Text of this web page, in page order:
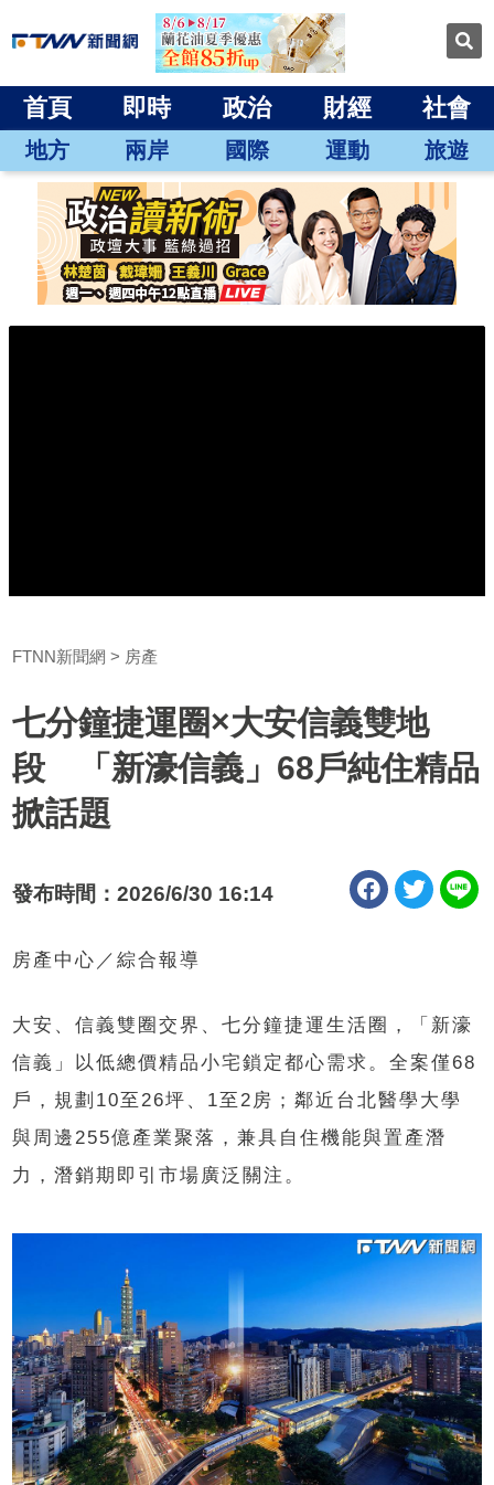
首頁 即時 政治 財經 社會
地方 兩岸 國際 運動 旅遊
FTNN新聞網 房產
七分鐘捷運圈×大安信義雙地
段 「新濠信義」68戶純住精品
掀話題
發布時間：2026/6/30 16:14
房產中心／綜合報導
大安、信義雙圈交界、七分鐘捷運生活圈，「新濠
信義」以低總價精品小宅鎖定都心需求。全案僅68
戶，規劃10至26坪、1至2房；鄰近台北醫學大學
與周邊255億產業聚落，兼具自住機能與置產潛
力，潛銷期即引市場廣泛關注。